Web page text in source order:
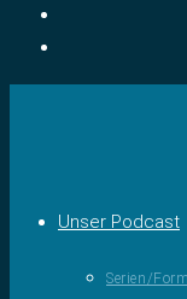
Unser Podcast
Serien/